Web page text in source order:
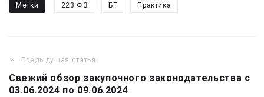
Метки 223 ФЗ БГ Практика
Навигация
по
Предыдущая статья
Свежий обзор закупочного законодательства с
03.06.2024 по 09.06.2024